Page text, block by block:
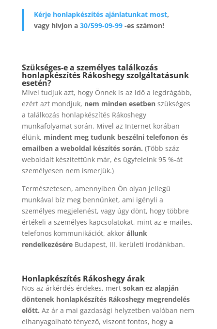
Kérje honlapkészítés ajánlatunkat most,
vagy hívjon a 30/599-09-99-es számon!
Szükséges-e a személyes találkozás
honlapkészítés Rákoshegy szolgáltatásunk
esetén?
Mivel tudjuk azt, hogy Önnek is az idő a legdrágább,
ezért azt mondjuk, nem minden esetbenszükséges
a találkozás honlapkészítés Rákoshegy
munkafolyamat során. Mivel az Internet korában
élünk, mindent meg tudunk beszélni telefonon és
emailben a weboldal készítés során. (Több száz
weboldalt készítettünk már, és ügyfeleink 95 %-át
személyesen nem ismerjük.)
Természetesen, amennyiben Ön olyan jellegű
munkával bíz meg bennünket, ami igényli a
személyes megjelenést, vagy úgy dönt, hogy többre
értékeli a személyes kapcsolatokat, mint az e-mailes,
telefonos kommunikációt, akkor állunk
rendelkezéséreBudapest, III. kerületi irodánkban.
Honlapkészítés Rákoshegy árak
Nos az árkérdés érdekes, mert sokan ez alapján
döntenek honlapkészítés Rákoshegy megrendelés
előtt. Az ár a mai gazdasági helyzetben valóban nem
elhanyagolható tényező, viszont fontos, hogy a